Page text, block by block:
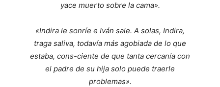
yace muerto sobre la cama».
«Indira le sonríe e Iván sale. A solas, Indira,
traga saliva, todavía más agobiada de lo que
estaba, cons-ciente de que tanta cercanía con
el padre de su hija solo puede traerle
problemas».